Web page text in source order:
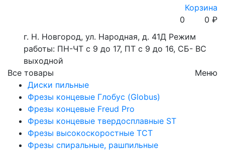
0
Корзина
0 ₽
г. Н. Новгород, ул. Народная, д. 41Д Режим
работы: ПН-ЧТ с 9 до 17, ПТ с 9 до 16, СБ- ВС
выходной
Все товары
Диски пильные
Фрезы концевые Глобус (Globus)
Фрезы концевые Freud Pro
Фрезы концевые твердосплавные ST
Фрезы высокоскоростные ТСТ
Фрезы спиральные, рашпильные
Меню